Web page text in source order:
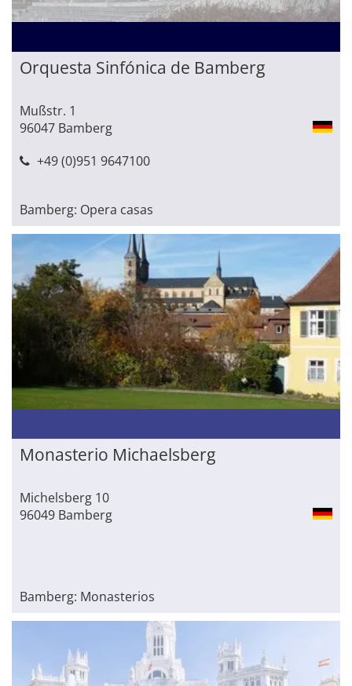
Orquesta Sinfónica de Bamberg
Mußstr. 1
96047 Bamberg
+49 (0)951 9647100
Bamberg: Opera casas
Monasterio Michaelsberg
Michelsberg 10
96049 Bamberg
Bamberg: Monasterios